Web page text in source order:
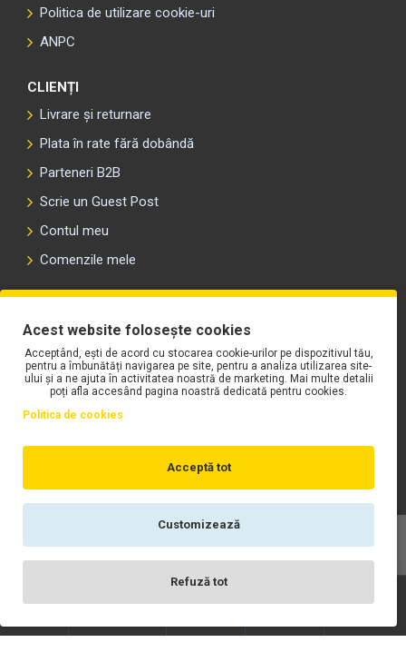
Politica de utilizare cookie-uri
ANPC
CLIENȚI
Livrare și returnare
Plata în rate fără dobândă
Parteneri B2B
Scrie un Guest Post
Contul meu
Comenzile mele
Copyright © WORK Motors
Acest website folosește cookies
Acceptând, ești de acord cu stocarea cookie-urilor pe dispozitivul tău,
pentru a îmbunătăți navigarea pe site, pentru a analiza utilizarea site-
ului și a ne ajuta în activitatea noastră de marketing. Mai multe detalii
poți afla accesând pagina noastră dedicată pentru cookies.
Politica de cookies
Acceptă tot
Customizează
Refuză tot